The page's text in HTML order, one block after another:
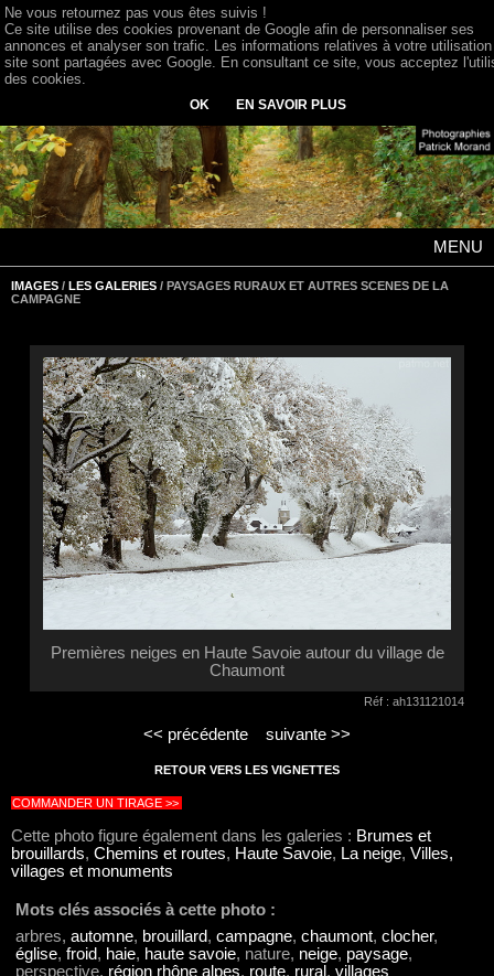
MENU
IMAGES / LES GALERIES / PAYSAGES RURAUX ET AUTRES SCENES DE LA
CAMPAGNE
Premières neiges en Haute Savoie autour du village de
Chaumont
Réf : ah131121014
<< précédente suivante >>
RETOUR VERS LES VIGNETTES
COMMANDER UN TIRAGE >>
Cette photo figure également dans les galeries : Brumes et
brouillards, Chemins et routes, Haute Savoie, La neige, Villes,
villages et monuments
Mots clés associés à cette photo :
arbres, automne, brouillard, campagne, chaumont, clocher,
église, froid, haie, haute savoie, nature, neige, paysage,
perspective, région rhône alpes, route, rural , villages
Ne vous retournez pas vous êtes suivis !
Ce site utilise des cookies provenant de Google afin de personnaliser ses
annonces et analyser son trafic. Les informations relatives à votre
site sont partagées avec Google. En consultant ce site, vous acceptez
des cookies.
OK EN SAVOIR PLUS